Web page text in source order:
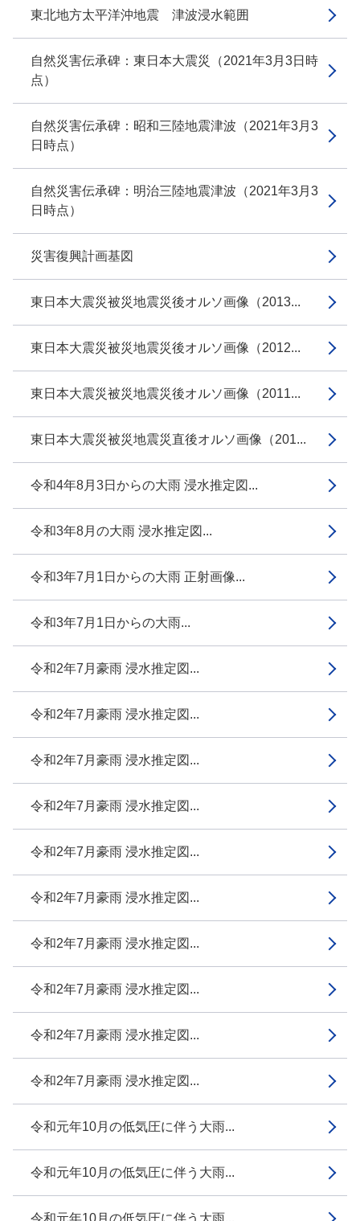
東北地方太平洋沖地震 津波浸水範囲
自然災害伝承碑：東日本大震災（2021年3月3日時
点）
自然災害伝承碑：昭和三陸地震津波（2021年3月3
日時点）
自然災害伝承碑：明治三陸地震津波（2021年3月3
日時点）
災害復興計画基図
東日本大震災被災地震災後オルソ画像（2013...
東日本大震災被災地震災後オルソ画像（2012...
東日本大震災被災地震災後オルソ画像（2011...
東日本大震災被災地震災直後オルソ画像（201...
令和4年8月3日からの大雨 浸水推定図...
令和3年8月の大雨 浸水推定図...
令和3年7月1日からの大雨 正射画像...
令和3年7月1日からの大雨...
令和2年7月豪雨 浸水推定図...
令和2年7月豪雨 浸水推定図...
令和2年7月豪雨 浸水推定図...
令和2年7月豪雨 浸水推定図...
令和2年7月豪雨 浸水推定図...
令和2年7月豪雨 浸水推定図...
令和2年7月豪雨 浸水推定図...
令和2年7月豪雨 浸水推定図...
令和2年7月豪雨 浸水推定図...
令和2年7月豪雨 浸水推定図...
令和元年10月の低気圧に伴う大雨...
令和元年10月の低気圧に伴う大雨...